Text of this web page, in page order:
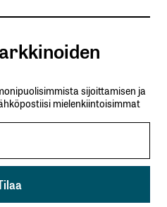
uutiskirje
sijoittamisen ja
mielenkiintoisimmat